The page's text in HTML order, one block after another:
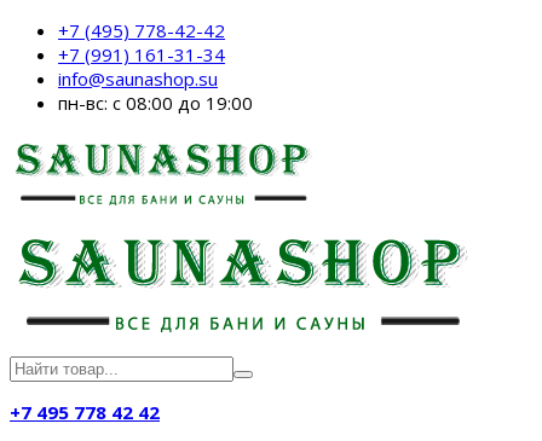
+7 (495) 778-42-42
+7 (991) 161-31-34
info@saunashop.su
пн-вс: с 08:00 до 19:00
+7 495 778 42 42